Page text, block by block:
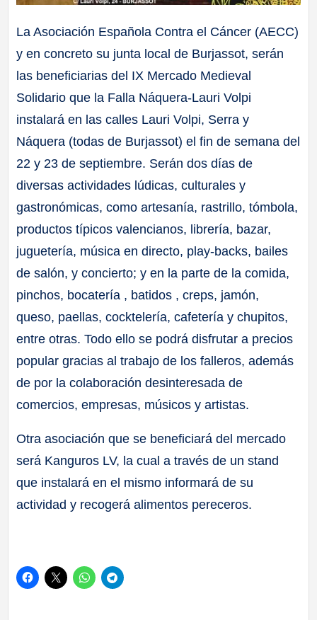
La Asociación Española Contra el Cáncer (AECC)
y en concreto su junta local de Burjassot, serán
las beneficiarias del IX Mercado Medieval
Solidario que la Falla Náquera-Lauri Volpi
instalará en las calles Lauri Volpi, Serra y
Náquera (todas de Burjassot) el fin de semana del
22 y 23 de septiembre. Serán dos días de
diversas actividades lúdicas, culturales y
gastronómicas, como artesanía, rastrillo, tómbola,
productos típicos valencianos, librería, bazar,
juguetería, música en directo, play-backs, bailes
de salón, y concierto; y en la parte de la comida,
pinchos, bocatería , batidos , creps, jamón,
queso, paellas, cocktelería, cafetería y chupitos,
entre otras. Todo ello se podrá disfrutar a precios
popular gracias al trabajo de los falleros, además
de por la colaboración desinteresada de
comercios, empresas, músicos y artistas.
Otra asociación que se beneficiará del mercado
será Kanguros LV, la cual a través de un stand
que instalará en el mismo informará de su
actividad y recogerá alimentos pereceros.